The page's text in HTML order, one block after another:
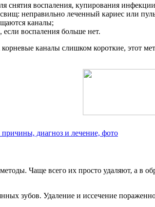
снятия воспаления, купирования
неправильно леченный кариес или
каналы;
если воспаления больше нет.
каналы слишком короткие, этот
диагноз и лечение, фото
Чаще всего их просто удаляют, а в
зубов. Удаление и иссечение